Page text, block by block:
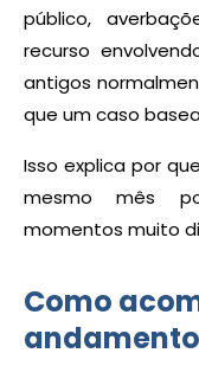
público,
recurso
antigos
que um caso
Isso explica por
mesmo mês
momentos muito
Como